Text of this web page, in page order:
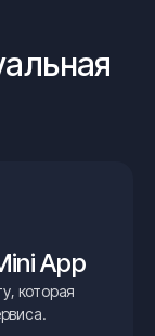
App
которая